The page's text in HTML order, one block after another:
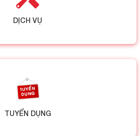
DỊCH VỤ
TUYỂN DỤNG